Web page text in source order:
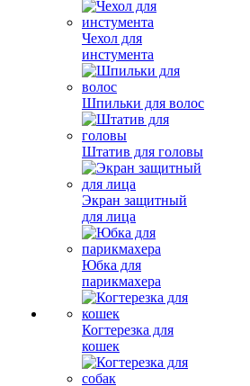
Чехол для
инстумента
Шпильки для волос
Штатив для головы
Экран защитный
для лица
Юбка для
парикмахера
Когтерезка для
кошек